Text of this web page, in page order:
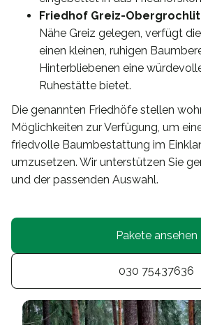
Friedhof Greiz-
Nähe Greiz gelegen, verfügt
einen kleinen, ruhigen
Hinterbliebenen eine
Ruhestätte bietet.
Die genannten Friedhöfe stellen
Möglichkeiten zur Verfügung, um
friedvolle Baumbestattung im
umzusetzen. Wir unterstützen Sie
und der passenden Auswahl.
Pakete ansehen
030 75437636